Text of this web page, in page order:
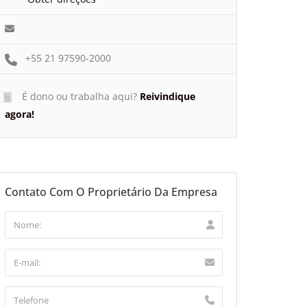
+55 21 97590-2000
É dono ou trabalha aqui? Reivindique
agora!
Contato Com O Proprietário Da Empresa